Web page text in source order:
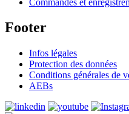
Footer
Infos légales
Protection des données
Conditions générales de
AEBs